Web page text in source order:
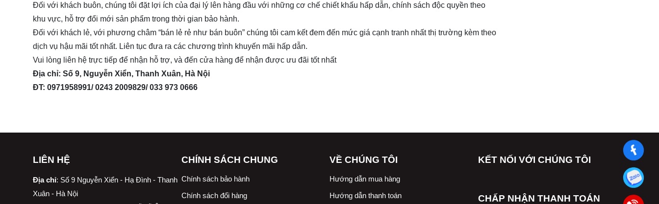
Đối với khách buôn, chúng tôi đặt lợi ích của đại lý lên hàng đầu với những cơ chế chiết khấu hấp dẫn, chính sách độc quyền theo
khu vực, hỗ trợ đổi mới sản phẩm trong thời gian bảo hành.
Đối với khách lẻ, với phương châm “bán lẻ rẻ như bán buôn” chúng tôi cam kết đem đến mức giá cạnh tranh nhất thị trường kèm theo
dịch vụ hậu mãi tốt nhất. Liên tục đưa ra các chương trình khuyến mãi hấp dẫn.
Vui lòng liên hệ trực tiếp để nhận hỗ trợ, và đến cửa hàng để nhận được ưu đãi tốt nhất
Địa chỉ: Số 9, Nguyễn Xiển, Thanh Xuân, Hà Nội
ĐT: 0971958991/ 0243 2009829/ 033 973 0666
LIÊN HỆ
Địa chỉ: Số 9 Nguyễn Xiển - Hạ Đình - Thanh
Xuân - Hà Nội
CHÍNH SÁCH CHUNG
Chính sách bảo hành
Chính sách đổi hàng
VỀ CHÚNG TÔI
Hướng dẫn mua hàng
Hướng dẫn thanh toán
KẾT NỐI VỚI CHÚNG TÔI
CHẤP NHẬN THANH TOÁN